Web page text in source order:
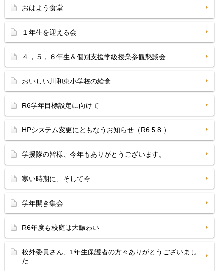
おはよう食堂
１年生を迎える会
４，５，６年生＆個別支援学級授業参観懇談会
おいしい川和東小学校の給食
R6学年目標設定に向けて
HPシステム変更にともなうお知らせ（R6.5.8.）
学援隊の皆様、今年もありがとうございます。
寒い時期に、そして今
学年開き集会
R6年度も校庭は大賑わい
校外委員さん、1年生保護者の方々ありがとうございまし
た